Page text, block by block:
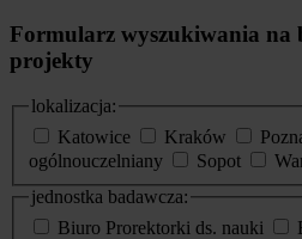
Formularz wyszukiwania na
projekty
lokalizacja:
Katowice
Kraków
ogólnouczelniany
Sopot
jednostka badawcza:
Biuro Prorektorki ds. nauki